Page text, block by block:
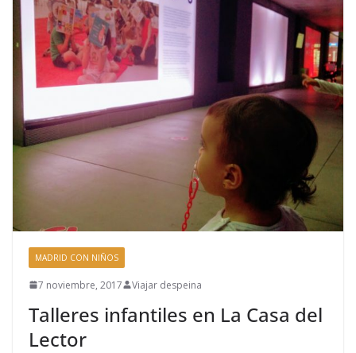
MADRID CON NIÑOS
7 noviembre, 2017 Viajar despeina
Talleres infantiles en La Casa del
Lector